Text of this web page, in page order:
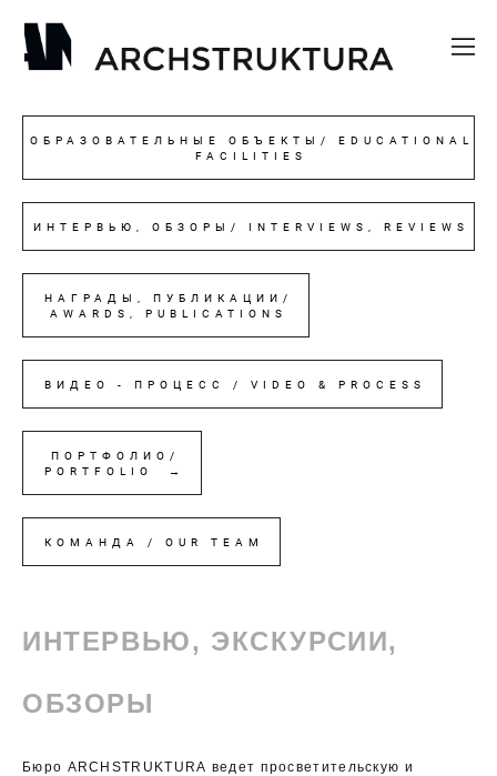
ОБРАЗОВАТЕЛЬНЫЕ ОБЪЕКТЫ/ EDUCATIONAL
FACILITIES
ИНТЕРВЬЮ, ОБЗОРЫ/ INTERVIEWS, REVIEWS
НАГРАДЫ, ПУБЛИКАЦИИ/
AWARDS, PUBLICATIONS
ВИДЕО - ПРОЦЕСС / VIDEO & PROCESS
ПОРТФОЛИО/
PORTFOLIO →
КОМАНДА / OUR TEAM
ИНТЕРВЬЮ, ЭКСКУРСИИ,
ОБЗОРЫ
Бюро ARCHSTRUKTURA ведет просветительскую и